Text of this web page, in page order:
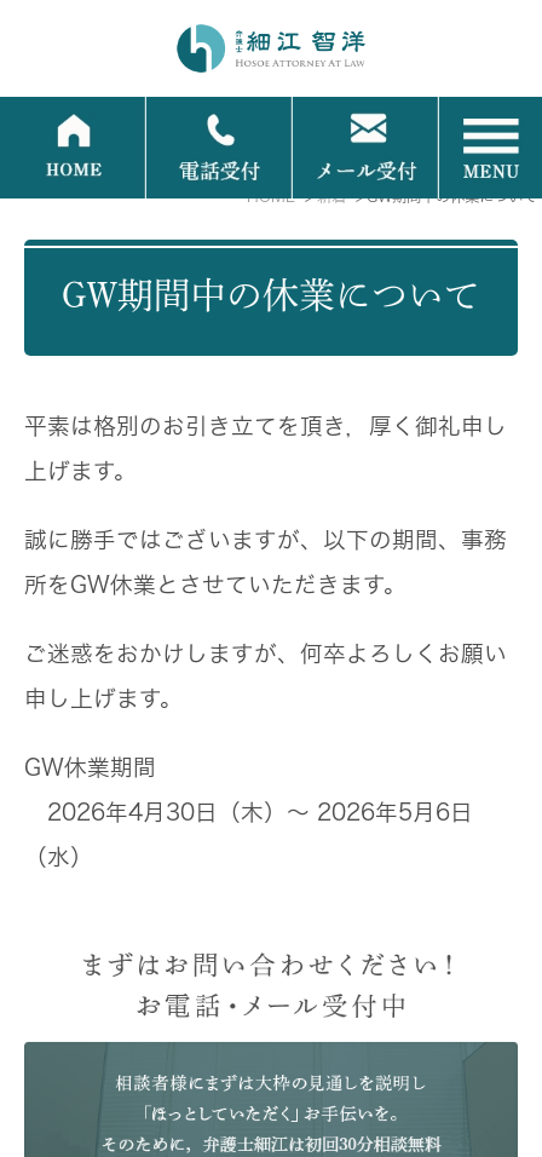
HOME 新着 GW期間中の休業について
GW期間中の休業について
平素は格別のお引き立てを頂き，厚く御礼申し
上げます。
誠に勝手ではございますが、以下の期間、事務
所をGW休業とさせていただきます。
ご迷惑をおかけしますが、何卒よろしくお願い
申し上げます。
GW休業期間
2026年4月30日（木）～ 2026年5月6日
（水）